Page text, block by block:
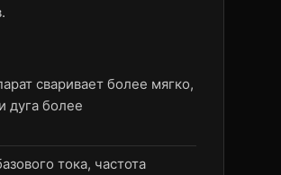
сваривает более мягко,
дуга более
тока, частота